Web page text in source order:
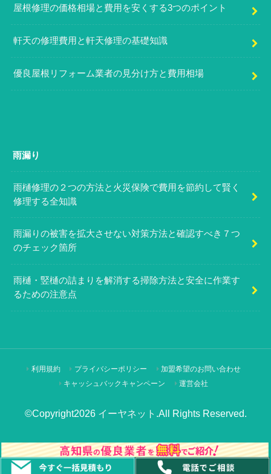
屋根修理の価格相場と費用を安くする3つのポイント
軒天の修理費用と軒天修理の基礎知識
優良屋根リフォーム業者の見分け方と費用相場
雨漏り
雨樋修理の２つの方法と火災保険で費用を節約して賢く
修理する全知識
雨漏りの被害を拡大させない対策方法と確認すべき７つ
のチェック箇所
雨樋・竪樋の詰まりを解消する掃除方法と安全に作業す
るための注意点
利用規約 プライバシーポリシー 加盟希望のお問い合わせ
キャッシュバックキャンペーン 運営会社
©Copyright2026 イーヤネット .All Rights Reserved.